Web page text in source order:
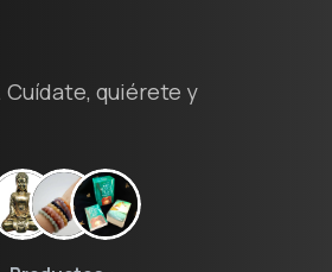
Cuídate, quiérete y